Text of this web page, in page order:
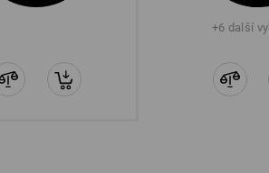
+6 další